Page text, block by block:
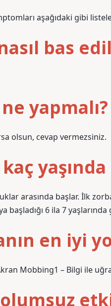
aşağıdaki gibi
bas
yapmalı?
olsun, cevap vermezsiniz.
yaşında
arasında başlar. İlk
6 ila 7 yaşlarında
en iyi
Mobbing1 – Bilgi ile
olumsuz